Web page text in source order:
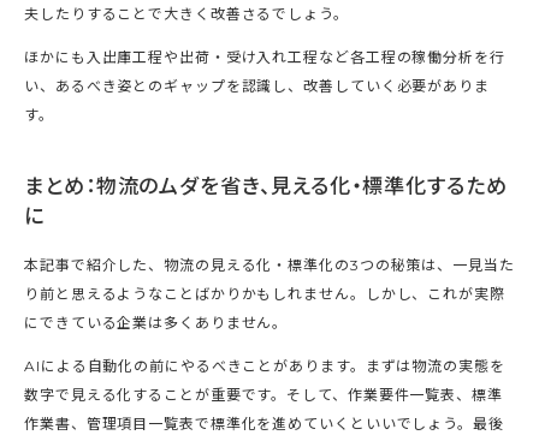
夫したりすることで大きく改善さるでしょう。
ほかにも入出庫工程や出荷・受け入れ工程など各工程の稼働分析を行
い、あるべき姿とのギャップを認識し、改善していく必要がありま
す。
まとめ：物流のムダを省き、見える化・標準化するため
に
本記事で紹介した、物流の見える化・標準化の3つの秘策は、一見当た
り前と思えるようなことばかりかもしれません。しかし、これが実際
にできている企業は多くありません。
AIによる自動化の前にやるべきことがあります。まずは物流の実態を
数字で見える化することが重要です。そして、作業要件一覧表、標準
作業書、管理項目一覧表で標準化を進めていくといいでしょう。最後